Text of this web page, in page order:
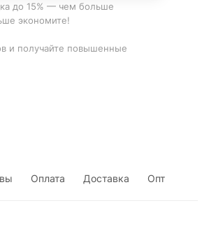
до 15% — чем больше
экономите!
и получайте повышенные
Оплата Доставка Опт